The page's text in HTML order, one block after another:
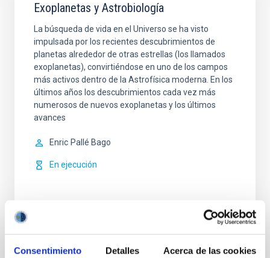
Consentimiento Detalles Acerca de las cookies
Exoplanetas y Astrobiología
La búsqueda de vida en el Universo se ha visto
impulsada por los recientes descubrimientos de
planetas alrededor de otras estrellas (los llamados
exoplanetas), convirtiéndose en uno de los campos
más activos dentro de la Astrofísica moderna. En los
últimos años los descubrimientos cada vez más
numerosos de nuevos exoplanetas y los últimos
avances
Enric Pallé Bago
En ejecución
TIPO